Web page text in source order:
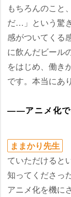
もちろんのこと
だ…」という驚
感がついてくる
に飲んだビール
をはじめ、働き
です。本当にあ
――アニメ化で
ままかり先生
ていただけると
知ってくださっ
アニメ化を機に